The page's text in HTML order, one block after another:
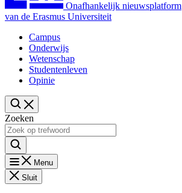
Onafhankelijk nieuwsplatform
van de Erasmus Universiteit
Campus
Onderwijs
Wetenschap
Studentenleven
Opinie
Zoeken
Menu
Sluit